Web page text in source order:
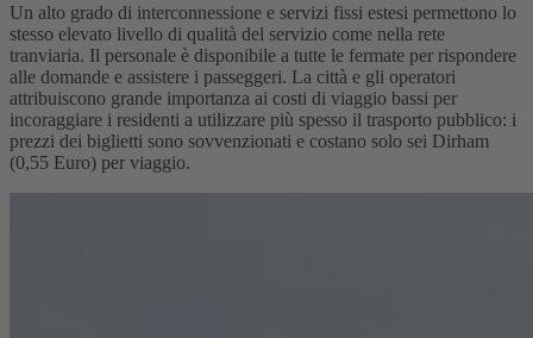
Un alto grado di interconnessione e servizi fissi estesi permettono lo
stesso elevato livello di qualità del servizio come nella rete
tranviaria. Il personale è disponibile a tutte le fermate per rispondere
alle domande e assistere i passeggeri. La città e gli operatori
attribuiscono grande importanza ai costi di viaggio bassi per
incoraggiare i residenti a utilizzare più spesso il trasporto pubblico: i
prezzi dei biglietti sono sovvenzionati e costano solo sei Dirham
(0,55 Euro) per viaggio.